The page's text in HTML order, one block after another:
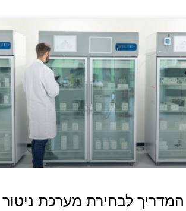
המדריך לבחירת מערכת ניטור